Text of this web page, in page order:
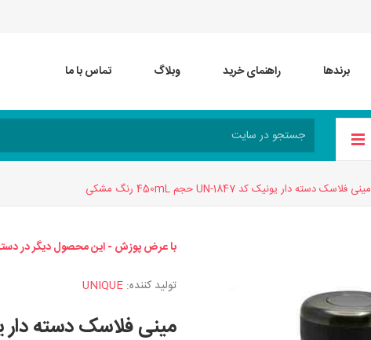
برندها راهنمای خرید وبلاگ تماس با ما
مینی فلاسک دسته دار یونیک کد UN-1847 حجم 450mL رنگ مشکی
با عرض پوزش - این محصول دیگر در
تولید کننده: UNIQUE